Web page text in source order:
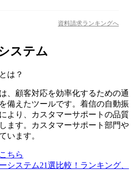
資料請求ランキングへ
ステム
とは？
、顧客対応を効率化するための通
備えたツールです。着信の自動振
より、カスタマーサポートの品質
ます。カスタマーサポート部門や
います。
ちら
システム21選比較！ランキング、